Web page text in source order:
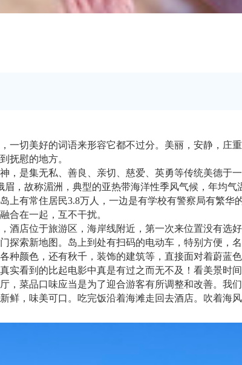
一切美好的词语来形容它都不过分。美丽，安静，
抚慰的地方。
是集无私、善良、亲切、慈爱、英勇等传统美德于
，故称湄洲，典型的亚热带海洋性季风气候，年均气
上有常住居民3.8万人，一边是有学校有警察局有繁
合在一起，互不干扰。
酒店位于旅游区，海岸线附近，第一次来位置没有选
探索新地图。岛上到处有扫码的电动车，特别方便，
种颜色，还有秋千，装饰的建筑等，直接面对着蔚蓝
实看到的比起电影中真是有过之而无不及！看美景时
，菜品口味应当是为了迎合游客有所调整和改善。我
鲜，味美可口。吃完饭沿着海滩走回去酒店。吹着海